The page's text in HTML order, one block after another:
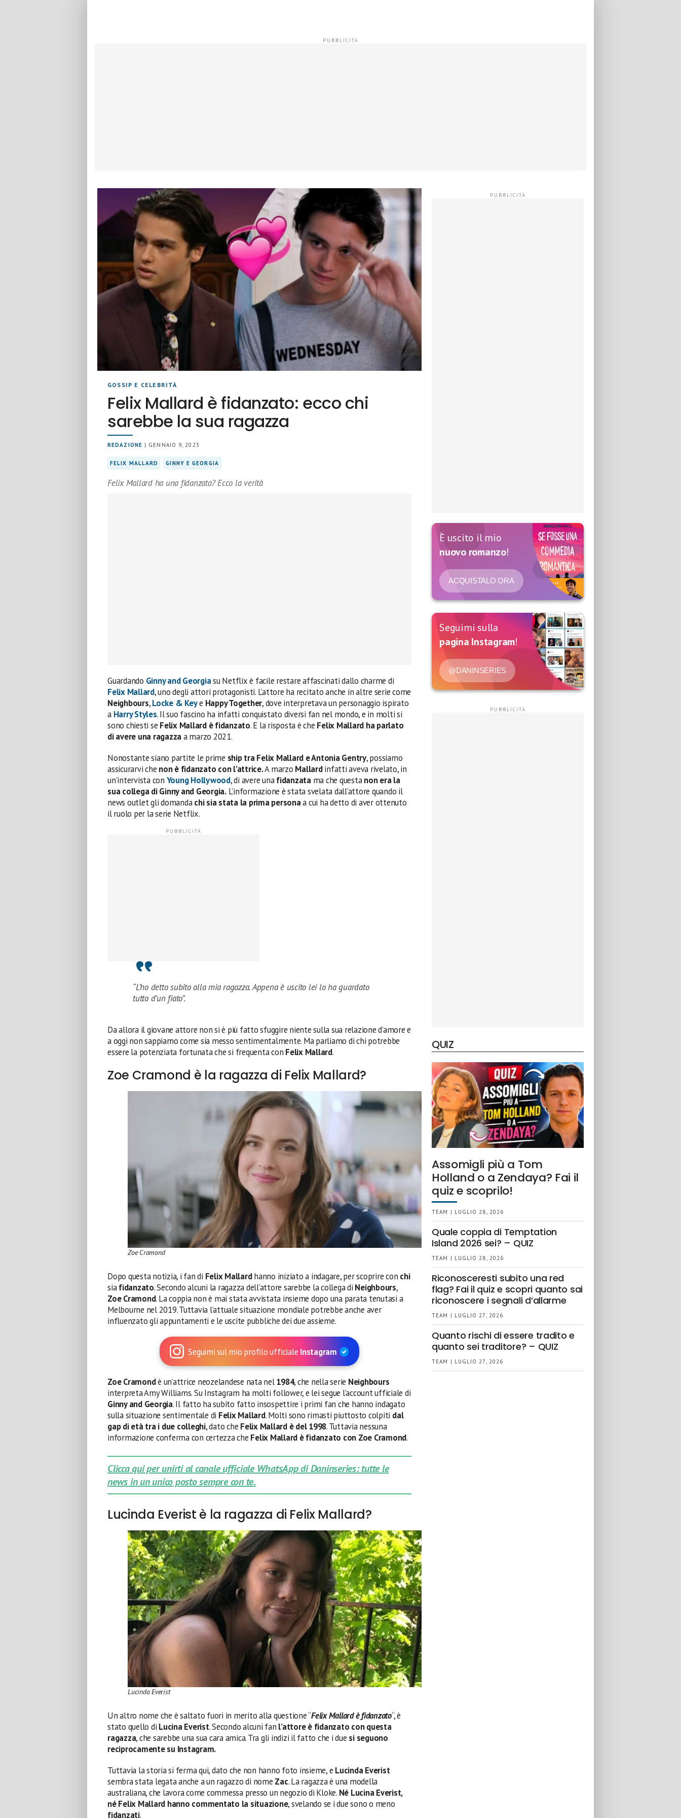
GOSSIP E CELEBRITÀ
Felix Mallard è fidanzato: ecco chi
sarebbe la sua ragazza
REDAZIONE | GENNAIO 9, 2023
FELIX MALLARD GINNY E GEORGIA
Felix Mallard ha una fidanzata? Ecco la verità
Guardando Ginny and Georgiasu Netflix è facile restare affascinati dallo charme di
Felix Mallard, uno degli attori protagonisti. L’attore ha recitato anche in altre serie come
Neighbours,Locke & Keye Happy Together, dove interpretava un personaggio ispirato
a Harry Styles. Il suo fascino ha infatti conquistato diversi fan nel mondo, e in molti si
sono chiesti se Felix Mallard è fidanzato. E la risposta è che Felix Mallard ha parlato
di avere una ragazzaa marzo 2021.
Nonostante siano partite le prime ship tra Felix Mallard e Antonia Gentry, possiamo
assicurarvi che non è fidanzato con l’attrice.A marzo Mallardinfatti aveva rivelato, in
un’intervista con Young Hollywood, di avere unafidanzata ma che questanon era la
sua collega di Ginny and Georgia.L’informazione è stata svelata dall’attore quando il
news outlet gli domandachi sia stata la prima personaa cui ha detto di aver ottenuto
il ruolo per la serie Netflix.
“L’ho detto subito alla mia ragazza. Appena è uscito lei lo ha guardato
tutto d’un fiato”.
Da allora il giovane attore non si è più fatto sfuggire niente sulla sua relazione d’amore e
a oggi non sappiamo come sia messo sentimentalmente. Ma parliamo di chi potrebbe
essere la potenziata fortunata che si frequenta con Felix Mallard.
Zoe Cramond è la ragazza di Felix Mallard?
Zoe Cramond
Dopo questa notizia, i fan di Felix Mallardhanno iniziato a indagare, per scoprire con chi
siafidanzato. Secondo alcuni la ragazza dell’attore sarebbe la collega di Neighbours,
Zoe Cramond. La coppia non è mai stata avvistata insieme dopo una parata tenutasi a
Melbourne nel 2019. Tuttavia l’attuale situazione mondiale potrebbe anche aver
influenzato gli appuntamenti e le uscite pubbliche dei due assieme.
Seguimi sul mio profilo ufficiale Instagram
Zoe Cramondè un’attrice neozelandese nata nel1984, che nella serie Neighbours
interpreta Amy Williams. Su Instagram ha molti follower, e lei segue l’account ufficiale di
Ginny and Georgia. Il fatto ha subito fatto insospettire i primi fan che hanno indagato
sulla situazione sentimentale di Felix Mallard. Molti sono rimasti piuttosto colpiti dal
gap di età tra i due colleghi, dato che Felix Mallard è del 1998. Tuttavia nessuna
informazione conferma con certezza che Felix Mallard è fidanzato con Zoe Cramond.
Clicca qui per unirti al canale ufficiale WhatsApp di Daninseries: tutte le
news in un unico posto sempre con te.
Lucinda Everist è la ragazza di Felix Mallard?
Lucinda Everist
Un altro nome che è saltato fuori in merito alla questione “Felix Mallard è fidanzato“, è
stato quello di Lucina Everist. Secondo alcuni fan l’attore è fidanzato con questa
ragazza, che sarebbe una sua cara amica. Tra gli indizi il fatto che i due si seguono
reciprocamente su Instagram.
Tuttavia la storia si ferma qui, dato che non hanno foto insieme, e Lucinda Everist
sembra stata legata anche a un ragazzo di nome Zac. La ragazza è una modella
australiana, che lavora come commessa presso un negozio di Kloke. Né Lucina Everist,
né Felix Mallard hanno commentato la situazione, svelando se i due sono o meno
fidanzati.
È uscito il mio
nuovo romanzo!
ACQUISTALO ORA
Seguimi sulla
pagina Instagram!
@DANINSERIES
QUIZ
Assomigli più a Tom
Holland o a Zendaya? Fai il
quiz e scoprilo!
TEAM | LUGLIO 28, 2026
Quale coppia di Temptation
Island 2026 sei? – QUIZ
TEAM | LUGLIO 28, 2026
Riconosceresti subito una red
flag? Fai il quiz e scopri quanto sai
riconoscere i segnali d’allarme
TEAM | LUGLIO 27, 2026
Quanto rischi di essere tradito e
quanto sei traditore? – QUIZ
TEAM | LUGLIO 27, 2026